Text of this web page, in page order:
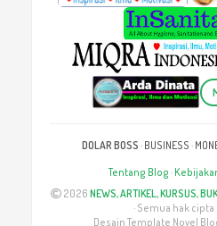
DOLAR BOSS · BUSINESS ·
Tentang Blog ·
2026 NEWS, ARTIKEL, KURSUS,
· Semua hak
Desain Template Novel